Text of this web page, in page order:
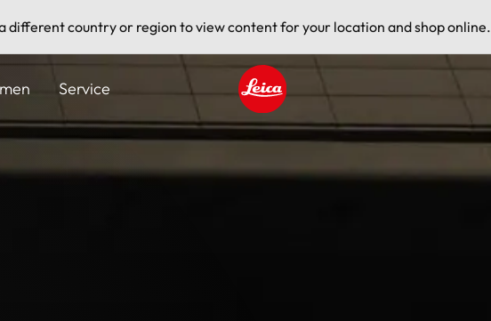
different country or region to view content for your location and shop online.
Service
Leica logo - Home